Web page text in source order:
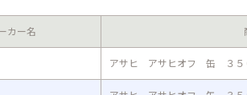
カー名
アサヒ アサヒオフ 缶 ３５